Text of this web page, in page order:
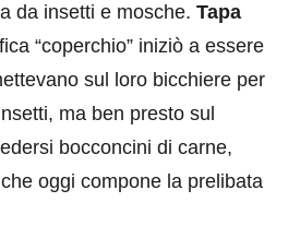
da insetti e mosche. Tapa
“coperchio” iniziò a essere
sul loro bicchiere per
ma ben presto sul
bocconcini di carne,
oggi compone la prelibata